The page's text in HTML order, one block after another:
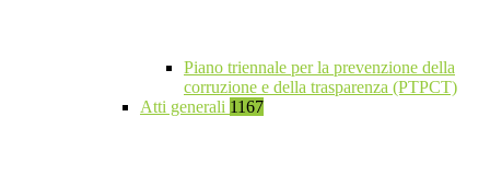
Piano triennale per la prevenzione della
corruzione e della trasparenza (PTPCT)
Atti generali 1167